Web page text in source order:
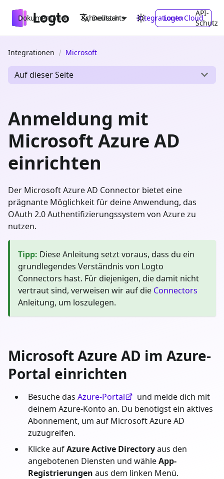
Dokumentation Schnellstarts Integrationen
API-
Schutz
Deutsch Logto Cloud
Integrationen Microsoft
Auf dieser Seite
Anmeldung mit
Microsoft Azure AD
einrichten
Der Microsoft Azure AD Connector bietet eine
prägnante Möglichkeit für deine Anwendung, das
OAuth 2.0 Authentifizierungssystem von Azure zu
nutzen.
Tipp: Diese Anleitung setzt voraus, dass du ein
grundlegendes Verständnis von Logto
Connectors hast. Für diejenigen, die damit nicht
vertraut sind, verweisen wir auf die Connectors
Anleitung, um loszulegen.
Microsoft Azure AD im Azure-
Portal einrichten
Besuche das Azure-Portal
und melde dich mit
deinem Azure-Konto an. Du benötigst ein aktives
Abonnement, um auf Microsoft Azure AD
zuzugreifen.
Klicke aufAzure Active Directoryaus den
angebotenen Diensten und wähleApp-
Registrierungen aus dem linken Menü.